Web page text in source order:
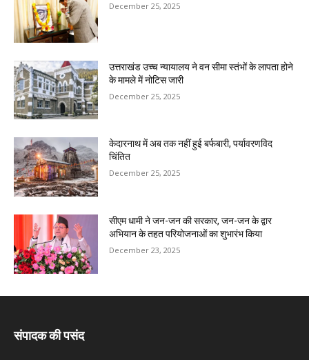
December 25, 2025
उत्तराखंड उच्च न्यायालय ने वन सीमा स्तंभों के लापता होने
के मामले में नोटिस जारी
December 25, 2025
केदारनाथ में अब तक नहीं हुई बर्फबारी, पर्यावरणविद
चिंतित
December 25, 2025
सीएम धामी ने जन-जन की सरकार, जन-जन के द्वार
अभियान के तहत परियोजनाओं का शुभारंभ किया
December 23, 2025
संपादक की पसंद